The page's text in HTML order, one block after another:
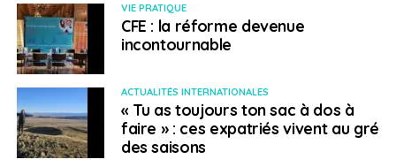
VIE PRATIQUE
CFE : la réforme devenue
incontournable
ACTUALITÉS INTERNATIONALES
« Tu as toujours ton sac à dos à
faire » : ces expatriés vivent au gré
des saisons